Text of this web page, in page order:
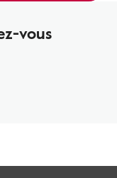
vous